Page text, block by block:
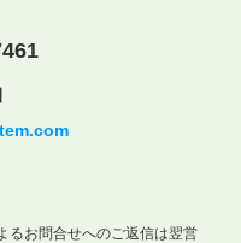
るお問合せへのご返信は翌営